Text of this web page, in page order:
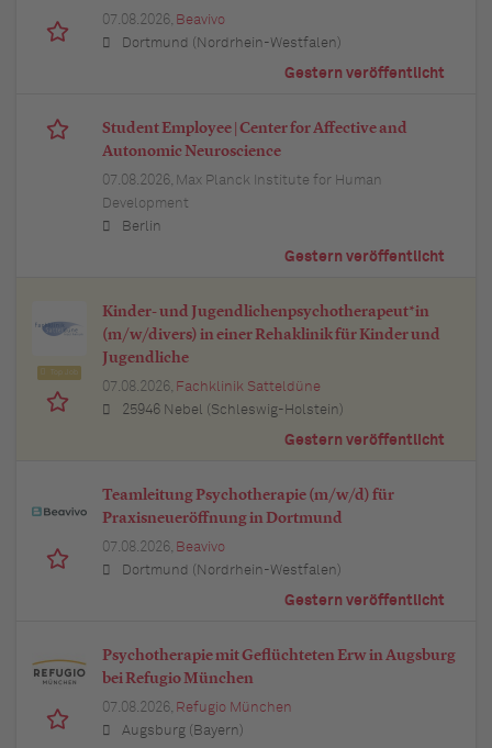
07.08.2026, Beavivo
Dortmund (Nordrhein-Westfalen)
Gestern veröffentlicht
Student Employee | Center for Affective and
Autonomic Neuroscience
07.08.2026, Max Planck Institute for Human
Development
Berlin
Gestern veröffentlicht
Kinder- und Jugendlichenpsychotherapeut*in
(m/w/divers) in einer Rehaklinik für Kinder und
Jugendliche
07.08.2026, Fachklinik Satteldüne
25946 Nebel (Schleswig-Holstein)
Gestern veröffentlicht
Teamleitung Psychotherapie (m/w/d) für
Praxisneueröffnung in Dortmund
07.08.2026, Beavivo
Dortmund (Nordrhein-Westfalen)
Gestern veröffentlicht
Psychotherapie mit Geflüchteten Erw in Augsburg
bei Refugio München
07.08.2026, Refugio München
Augsburg (Bayern)